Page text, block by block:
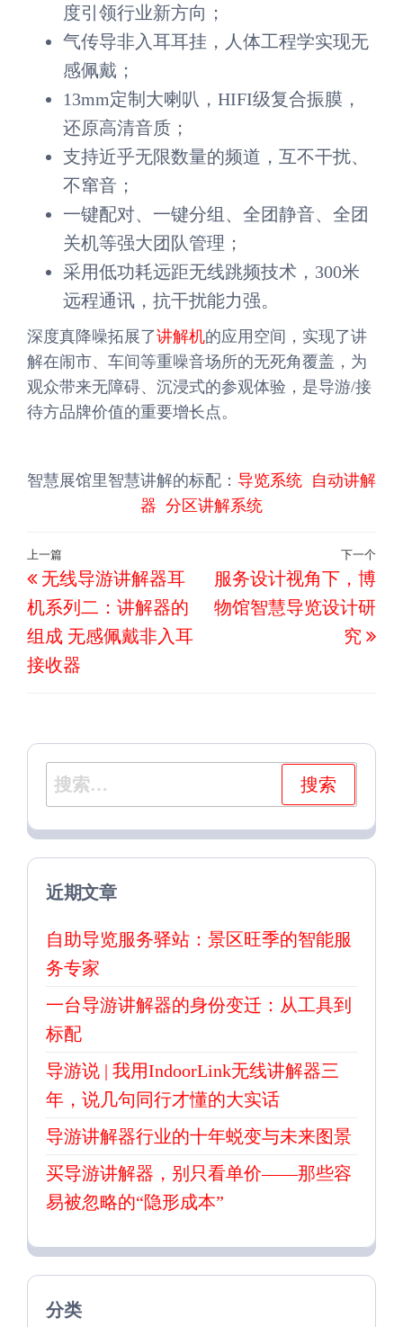
度引领行业新方向；
气传导非入耳耳挂，人体工程学实现无
感佩戴；
13mm定制大喇叭，HIFI级复合振膜，
还原高清音质；
支持近乎无限数量的频道，互不干扰、
不窜音；
一键配对、一键分组、全团静音、全团
关机等强大团队管理；
采用低功耗远距无线跳频技术，300米
远程通讯，抗干扰能力强。
深度真降噪拓展了讲解机的应用空间，实现了讲
解在闹市、车间等重噪音场所的无死角覆盖，为
观众带来无障碍、沉浸式的参观体验，是导游/接
待方品牌价值的重要增长点。
智慧展馆里智慧讲解的标配： 导览系统 自动讲解
器 分区讲解系统
文
章
导
航
上
一
篇
文
章
上一篇
无线导游讲解器耳
机系列二：讲解器的
组成 无感佩戴非入耳
接收器
下
一
下一个
服务设计视角下，博
物馆智慧导览设计研
究
搜
索：
近期文章
自助导览服务驿站：景区旺季的智能服
务专家
一台导游讲解器的身份变迁：从工具到
标配
导游说 | 我用IndoorLink无线讲解器三
年，说几句同行才懂的大实话
导游讲解器行业的十年蜕变与未来图景
买导游讲解器，别只看单价——那些容
易被忽略的“隐形成本”
分类